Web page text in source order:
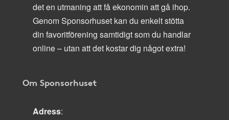
det en utmaning att få ekonomin att gå ihop.
Genom Sponsorhuset kan du enkelt stötta
din favoritförening samtidigt som du handlar
online – utan att det kostar dig något extra!
Om Sponsorhuset
Adress: